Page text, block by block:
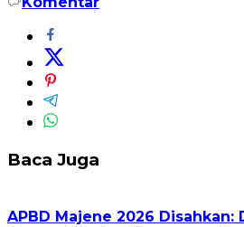
Baca Juga
APBD Majene 2026 Disahkan: